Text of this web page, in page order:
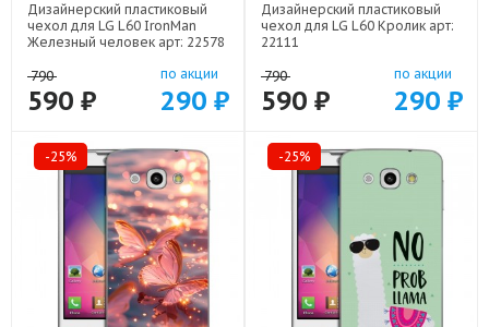
Дизайнерский пластиковый
чехол для LG L60 IronMan
Железный человек арт: 22578
790
590 ₽
по акции
290 ₽
Дизайнерский пластиковый
чехол для LG L60 Кролик арт:
22111
790
590 ₽
по акции
290 ₽
-25% -25%